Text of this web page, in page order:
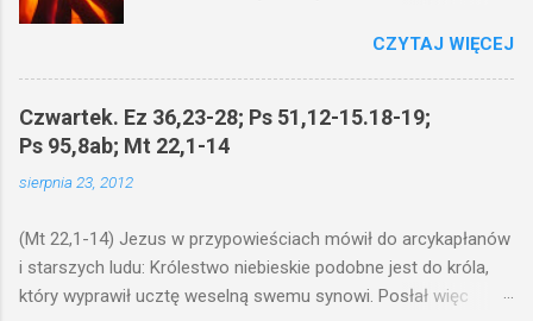
(Mk 4,21-25) Jezus mówił ludowi: Czy po to
wnosi się światło, by je postawić pod korcem
na świeczniku? Nie ma bowiem nic ukrytego, co
by nie miało wyjść na jaw. Kto ma uszy do
wy mierzycie, odmierzą wam i jeszcze wam
dołożą. Bo kto ma, temu będzie dane; a kto nie
ma, pozbawią go i tego, co ma. W dzisiejszym
CZYTAJ WIĘCEJ
Czwartek. Ez 36,23-28; Ps 51,12-15.18-19;
Ps 95,8ab; Mt 22,1-14
sierpnia 23, 2012
(Mt 22,1-14) Jezus w przypowieściach mówił do arcykapłanów
i starszych ludu: Królestwo niebieskie podobne jest do króla,
który wyprawił ucztę weselną swemu synowi. Posłał więc